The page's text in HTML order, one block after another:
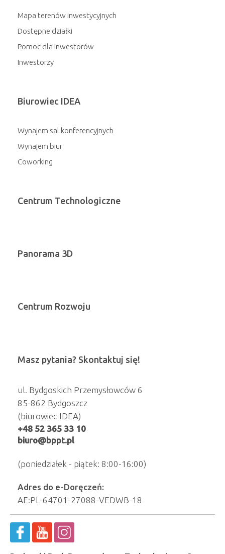
Mapa terenów inwestycyjnych
Dostępne działki
Pomoc dla inwestorów
Inwestorzy
Biurowiec IDEA
Wynajem sal konferencyjnych
Wynajem biur
Coworking
Centrum Technologiczne
Panorama 3D
Centrum Rozwoju
Masz pytania? Skontaktuj się!
ul. Bydgoskich Przemysłowców 6
85-862 Bydgoszcz
(biurowiec IDEA)
+48 52 365 33 10
biuro@bppt.pl
(poniedziałek - piątek: 8:00-16:00)
Adres do e-Doręczeń:
AE:PL-64701-27088-VEDWB-18